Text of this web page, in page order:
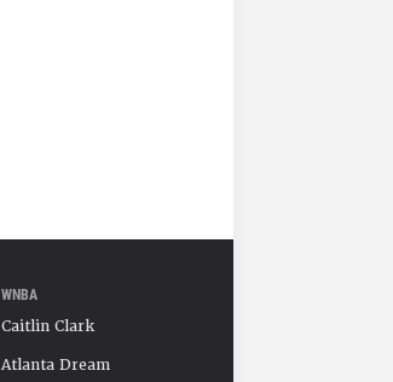
WNBA
Caitlin Clark
Atlanta Dream